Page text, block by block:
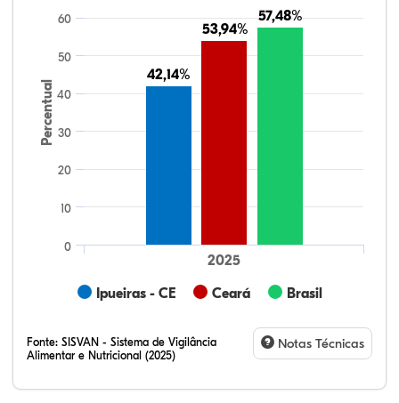
Percentual
42,14%
42,14%
53,94%
53,94%
57,48%
57,48%
Ipueiras - CE Ceará Brasil
2025
0
10
20
30
40
50
60
Fonte: SISVAN - Sistema de Vigilância
Alimentar e Nutricional (2025)
Notas Técnicas